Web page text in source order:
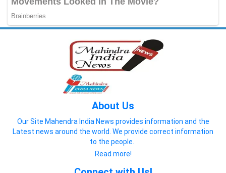
About Us
Our Site Mahendra India News provides information and the
Latest news around the world. We provide correct information
to the people.
Read more!